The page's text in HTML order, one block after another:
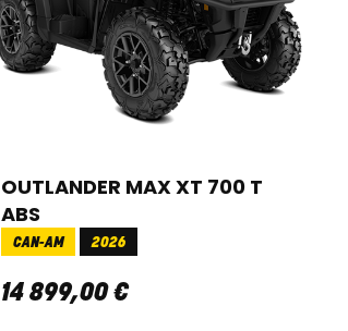
OUTLANDER MAX XT 700 T
ABS
CAN-AM 2026
14 899,00€